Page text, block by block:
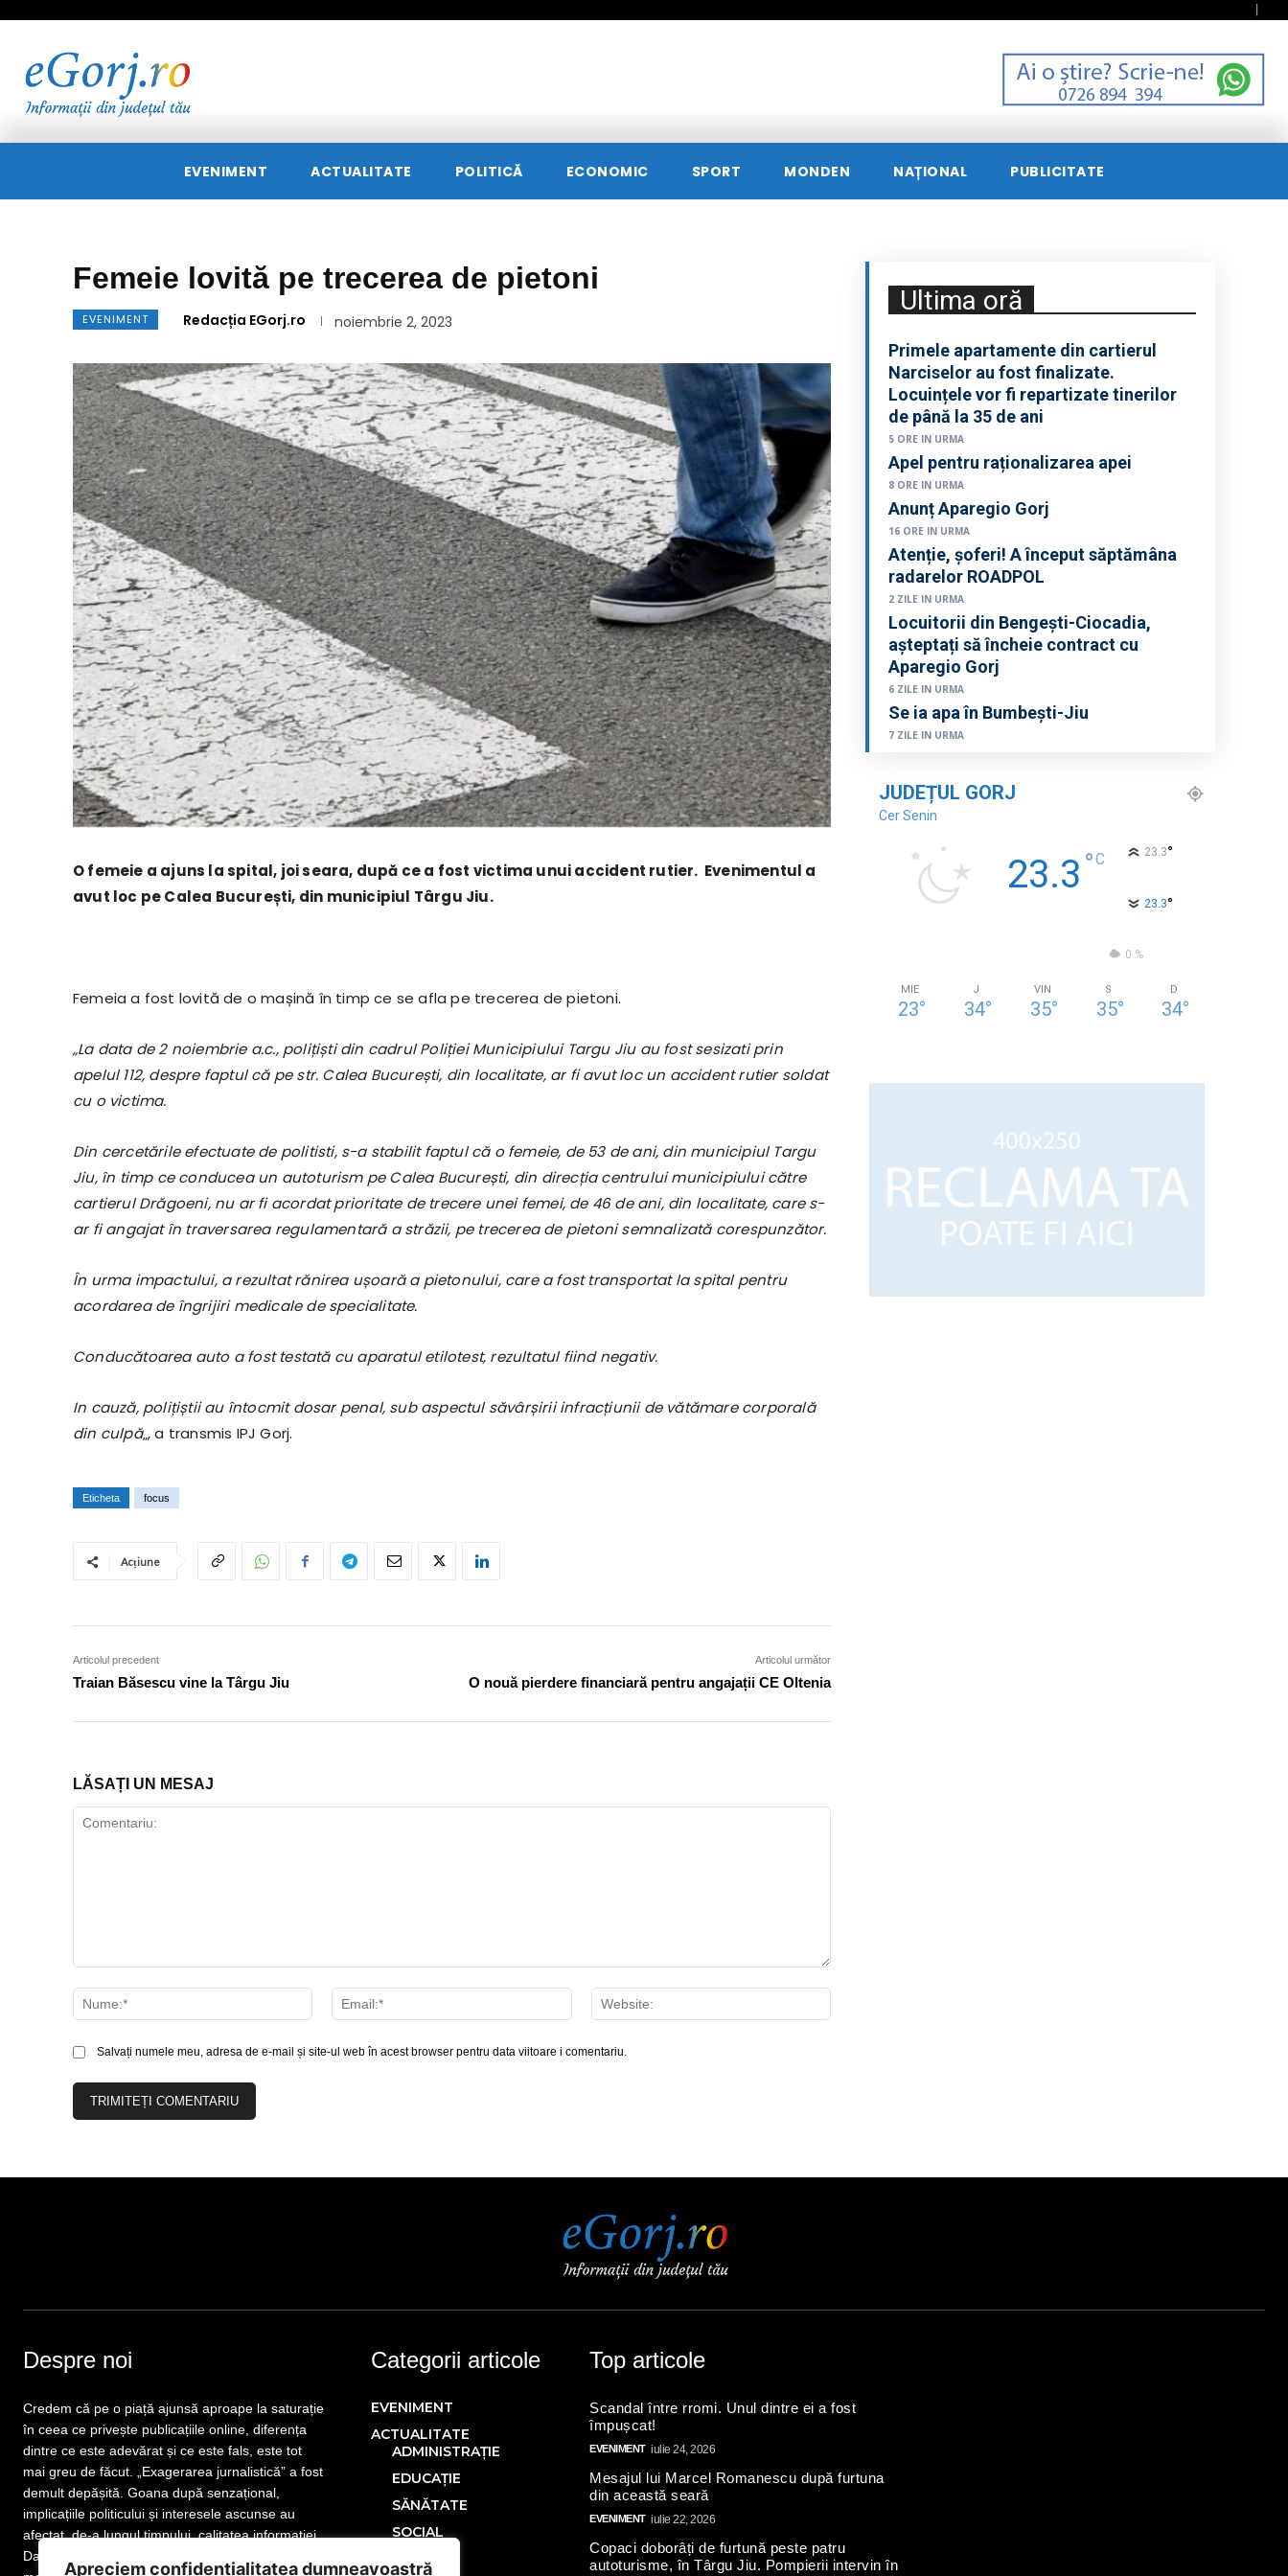
Apreciem confidențialitatea dumneavoastră
EVENIMENT ACTUALITATE POLITICĂ ECONOMIC SPORT MONDEN NAȚIONAL PUBLICITATE
Femeie lovită pe trecerea de pietoni
EVENIMENT Redacția EGorj.ro noiembrie 2, 2023
O femeie a ajuns la spital, joi seara, după ce a fost victima unui accident rutier. Evenimentul a
avut loc pe Calea București, din municipiul Târgu Jiu.
Femeia a fost lovită de o mașină în timp ce se afla pe trecerea de pietoni.
„La data de 2 noiembrie a.c., polițiști din cadrul Poliției Municipiului Targu Jiu au fost sesizati prin
apelul 112, despre faptul că pe str. Calea București, din localitate, ar fi avut loc un accident rutier soldat
cu o victima.
Din cercetările efectuate de politisti, s-a stabilit faptul că o femeie, de 53 de ani, din municipiul Targu
Jiu, în timp ce conducea un autoturism pe Calea București, din direcția centrului municipiului către
cartierul Drăgoeni, nu ar fi acordat prioritate de trecere unei femei, de 46 de ani, din localitate, care s-
ar fi angajat în traversarea regulamentară a străzii, pe trecerea de pietoni semnalizată corespunzător.
În urma impactului, a rezultat rănirea ușoară a pietonului, care a fost transportat la spital pentru
acordarea de îngrijiri medicale de specialitate.
Conducătoarea auto a fost testată cu aparatul etilotest, rezultatul fiind negativ.
In cauză, polițiștii au întocmit dosar penal, sub aspectul săvârșirii infracțiunii de vătămare corporală
din culpă„, a transmis IPJ Gorj.
Eticheta focus
Acțiune
Articolul precedent
Traian Băsescu vine la Târgu Jiu
Articolul următor
O nouă pierdere financiară pentru angajații CE Oltenia
LĂSAȚI UN MESAJ
Nume:*
Email:*
Salvați numele meu, adresa de e-mail și site-ul web în acest browser pentru data viitoare i comentariu.
Ultima oră
Primele apartamente din cartierul
Narciselor au fost finalizate.
Locuințele vor fi repartizate tinerilor
de până la 35 de ani
5 ORE IN URMA
Apel pentru raționalizarea apei
8 ORE IN URMA
Anunț Aparegio Gorj
16 ORE IN URMA
Atenție, șoferi! A început săptămâna
radarelor ROADPOL
2 ZILE IN URMA
Locuitorii din Bengești-Ciocadia,
așteptați să încheie contract cu
Aparegio Gorj
6 ZILE IN URMA
Se ia apa în Bumbești-Jiu
7 ZILE IN URMA
JUDEȚUL GORJ
Cer Senin
23.3 °C 23.3°
23.3°
0 %
MIE
23°
J
34°
VIN
35°
S
35°
D
34°
Despre noi
Credem că pe o piață ajunsă aproape la saturație
în ceea ce privește publicațiile online, diferența
dintre ce este adevărat și ce este fals, este tot
mai greu de făcut. „Exagerarea jurnalistică” a fost
demult depășită. Goana după senzațional,
implicațiile politicului și interesele ascunse au
afectat, de-a lungul timpului, calitatea informației.
Dar nu este totul pierdut! Mai sunt publicații care
Categorii articole
EVENIMENT
ACTUALITATE
ADMINISTRAȚIE
EDUCAȚIE
SĂNĂTATE
SOCIAL
POLITICĂ
Top articole
Scandal între rromi. Unul dintre ei a fost
împușcat!
EVENIMENT iulie 24, 2026
Mesajul lui Marcel Romanescu după furtuna
din această seară
EVENIMENT iulie 22, 2026
Copaci doborâți de furtună peste patru
autoturisme, în Târgu Jiu. Pompierii intervin în